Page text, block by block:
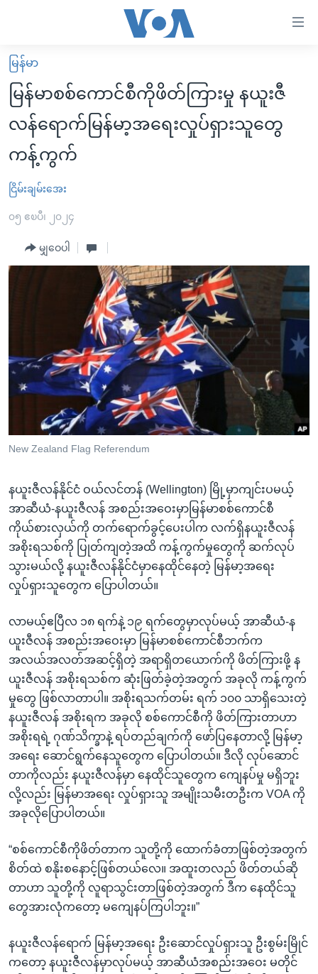
လွယ်ကူ
စေ
သည့်
များ
ပင်မ
ကျော်
ကြည့်
စာမျက်နှာ
ကျော်
ရန်
ရှာဖွေ
နေရာ
သို့
ကျော်
ရန်
မူလစာမျက်နှာ
မြန်မာ
ကမ္ဘာ့သတင်းများ
နိုင်ငံတကာ
အစ္စရေး-ပါလက်စတိုင်း
ဗွီဒီယို
အင်္ဂလိပ်စာလေ့လာမယ်
အမေရိကန်သုံးအီဒီယံ
မကြေးမုံရဲ့ အင်္ဂလိပ်စာ
ရုပ်ရှင်ထဲက အင်္ဂလိပ်စာ
သုတပဒေသာ အင်္ဂလိပ်စာ
အပတ်စဉ်ကဏ္ဍများ
ရေဒီယိုနှင့်ရုပ်သံ အချက်အလက်များ
ရေဒီယို/တီဗွီအစီအစဉ်
Learning English
ဗွီအိုအေ လူမှုကွန်ယက်များ
ဘာသာစကားများ
မြန်မာ
မြန်မာစစ်ကောင်စီကိုဖိတ်ကြားမှု နယူးဇီ
လန်ရောက်မြန်မာ့အရေးလှုပ်ရှားသူတွေ
ကန့်ကွက်
ငြိမ်းချမ်းအေး
၀၅ ဧၿပီ၊ ၂၀၂၄
မျှဝေပါ
New Zealand Flag Referendum
နယူးဇီလန်နိုင်ငံ ဝယ်လင်တန် (Wellington) မြို့မှာကျင်းပမယ့်
အာဆီယံ-နယူးဇီလန် အစည်းအဝေးမှာမြန်မာစစ်ကောင်စီ
ကိုယ်စားလှယ်ကို တက်ရောက်ခွင့်ပေးပါက လက်ရှိနယူးဇီလန်
အစိုးရသစ်ကို ပြုတ်ကျတဲ့အထိ ကန့်ကွက်မှုတွေကို ဆက်လုပ်
သွားမယ်လို့ နယူးဇီလန်နိုင်ငံမှာနေထိုင်နေတဲ့ မြန်မာ့အရေး
လှုပ်ရှားသူတွေက ပြောပါတယ်။
လာမယ့်ဧပြီလ ၁၈ ရက်နဲ့ ၁၉ ရက်တွေမှာလုပ်မယ့် အာဆီယံ-န
ယူးဇီလန် အစည်းအဝေးမှာ မြန်မာစစ်ကောင်စီဘက်က
အလယ်အလတ်အဆင့်ရှိတဲ့ အရာရှိတယောက်ကို ဖိတ်ကြားဖို့ န
ယူးဇီလန် အစိုးရသစ်က ဆုံးဖြတ်ခဲ့တဲ့အတွက် အခုလို ကန့်ကွက်
မှုတွေ ဖြစ်လာတာပါ။ အစိုးရသက်တမ်း ရက် ၁၀၀ သာရှိသေးတဲ့
နယူးဇီလန် အစိုးရက အခုလို စစ်ကောင်စီကို ဖိတ်ကြားတာဟာ
အစိုးရရဲ့ ဂုဏ်သိက္ခာနဲ့ ရပ်တည်ချက်ကို ဖော်ပြနေတာလို့ မြန်မာ့
အရေး ဆောင်ရွက်နေသူတွေက ပြောပါတယ်။ ဒီလို လုပ်ဆောင်
တာကိုလည်း နယူးဇီလန်မှာ နေထိုင်သူတွေက ကျေနပ်မှု မရှိဘူး
လို့လည်း မြန်မာအရေး လှုပ်ရှားသူ အမျိုးသမီးတဦးက VOA ကို
အခုလိုပြောပါတယ်။
“စစ်ကောင်စီကိုဖိတ်တာက သူတို့ကို ထောက်ခံတာဖြစ်တဲ့အတွက်
စိတ်ထဲ စနိုးစနောင့်ဖြစ်တယ်လေ။ အထူးတလည် ဖိတ်တယ်ဆို
တာဟာ သူတို့ကို လူရာသွင်းတာဖြစ်တဲ့အတွက် ဒီက နေထိုင်သူ
တွေအားလုံကတော့ မကျေနပ်ကြပါဘူး။”
နယူးဇီလန်ရောက် မြန်မာ့အရေး ဦးဆောင်လှုပ်ရှားသူ ဦးစွမ်းမြိုင်
ကတော့ နယူးဇီလန်မှာလုပ်မယ့် အာဆီယံအစည်းအဝေး မတိုင်